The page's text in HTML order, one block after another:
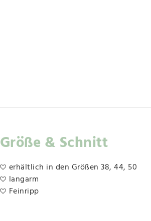
Größe & Schnitt
erhältlich in den Größen 38, 44, 50
langarm
Feinripp